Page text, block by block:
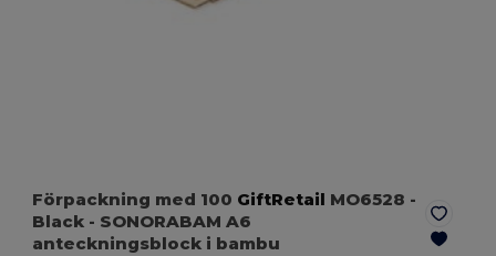
Förpackning med 100 GiftRetail MO6528 -
Black - SONORABAM A6
anteckningsblock i bambu